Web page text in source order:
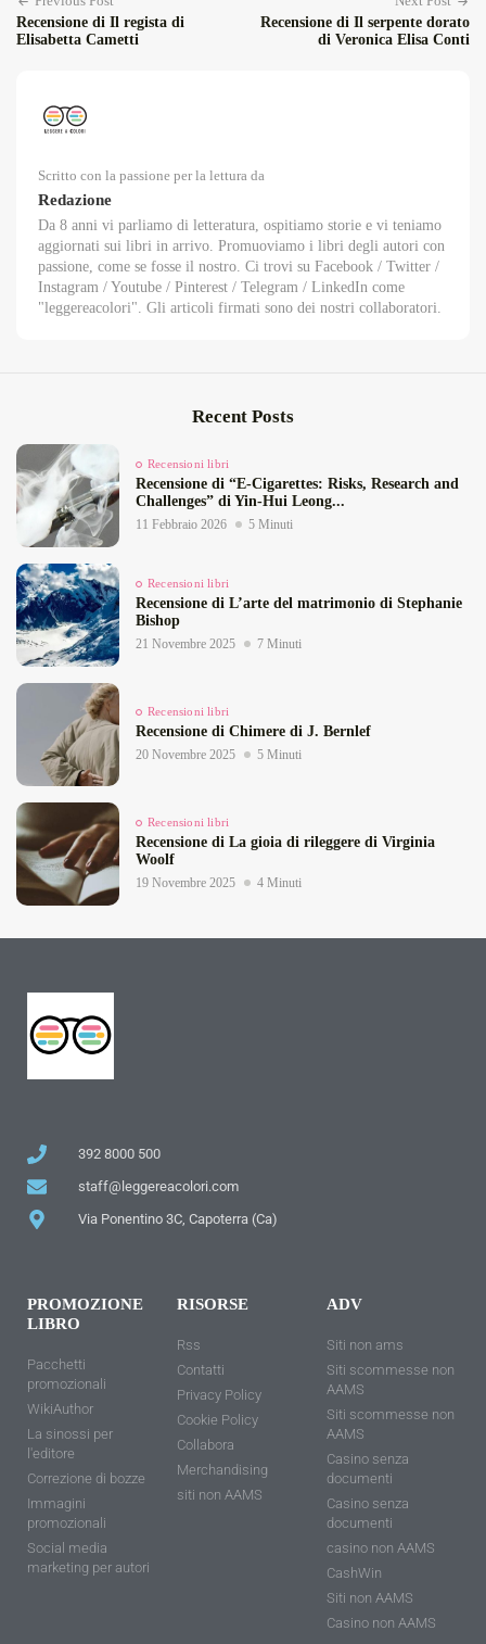
Recensione di Il regista di
Elisabetta Cametti
Recensione di Il serpente dorato
di Veronica Elisa Conti
Scritto con la passione per la lettura da
Redazione
Da 8 anni vi parliamo di letteratura, ospitiamo storie e vi teniamo
aggiornati sui libri in arrivo. Promuoviamo i libri degli autori con
passione, come se fosse il nostro. Ci trovi su Facebook / Twitter /
Instagram / Youtube / Pinterest / Telegram / LinkedIn come
"leggereacolori". Gli articoli firmati sono dei nostri collaboratori.
Recent Posts
Recensioni libri
Recensione di “E‑Cigarettes: Risks, Research and
Challenges” di Yin‑Hui Leong...
11 Febbraio 2026 5 Minuti
Recensioni libri
Recensione di L’arte del matrimonio di Stephanie
Bishop
21 Novembre 2025 7 Minuti
Recensioni libri
Recensione di Chimere di J. Bernlef
20 Novembre 2025 5 Minuti
Recensioni libri
Recensione di La gioia di rileggere di Virginia
Woolf
19 Novembre 2025 4 Minuti
392 8000 500
staff@leggereacolori.com
Via Ponentino 3C, Capoterra (Ca)
PROMOZIONE
LIBRO
Pacchetti
promozionali
WikiAuthor
La sinossi per
l'editore
Correzione di bozze
Immagini
promozionali
Social media
marketing per autori
RISORSE
Rss
Contatti
Privacy Policy
Cookie Policy
Collabora
Merchandising
siti non AAMS
ADV
Siti non ams
Siti scommesse non
AAMS
Siti scommesse non
AAMS
Casino senza
documenti
Casino senza
documenti
casino non AAMS
CashWin
Siti non AAMS
Casino non AAMS